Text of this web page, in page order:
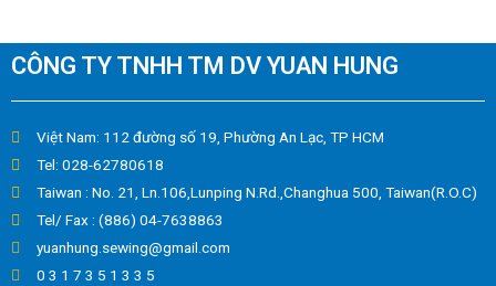
CÔNG TY TNHH TM DV YUAN HUNG
Việt Nam: 112 đường số 19, Phường An Lạc, TP HCM
Tel: 028-62780618
Taiwan : No. 21, Ln.106,Lunping N.Rd.,Changhua 500, Taiwan(R.O.C)
Tel/ Fax : (886) 04-7638863
yuanhung.sewing@gmail.com
0 3 1 7 3 5 1 3 3 5